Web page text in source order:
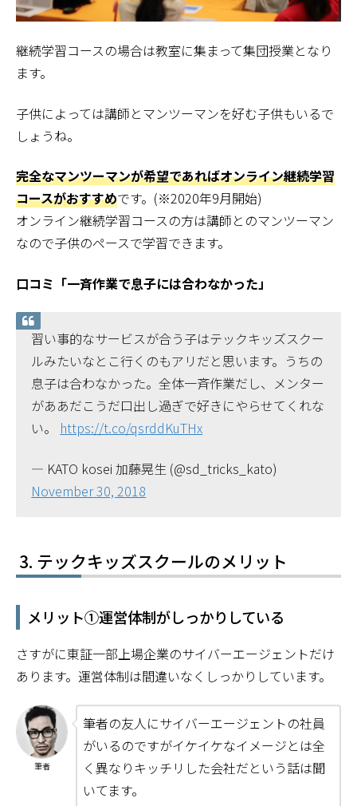
継続学習コースの場合は教室に集まって集団授業となり
ます。
子供によっては講師とマンツーマンを好む子供もいるで
しょうね。
完全なマンツーマンが希望であればオンライン継続学習
コースがおすすめです。(※2020年9月開始)
オンライン継続学習コースの方は講師とのマンツーマン
なので子供のペースで学習できます。
口コミ「一斉作業で息子には合わなかった」
習い事的なサービスが合う子はテックキッズスクー
ルみたいなとこ行くのもアリだと思います。うちの
息子は合わなかった。全体一斉作業だし、メンター
がああだこうだ口出し過ぎで好きにやらせてくれな
い。 https://t.co/qsrddKuTHx
— KATO kosei 加藤晃生 (@sd_tricks_kato)
November 30, 2018
テックキッズスクールのメリット
メリット①運営体制がしっかりしている
さすがに東証一部上場企業のサイバーエージェントだけ
あります。運営体制は間違いなくしっかりしています。
筆者
筆者の友人にサイバーエージェントの社員
がいるのですがイケイケなイメージとは全
く異なりキッチリした会社だという話は聞
いてます。